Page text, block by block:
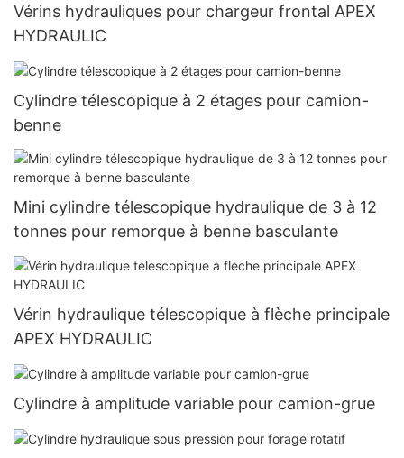
Vérins hydrauliques pour chargeur frontal APEX
HYDRAULIC
Cylindre télescopique à 2 étages pour camion-
benne
Mini cylindre télescopique hydraulique de 3 à 12
tonnes pour remorque à benne basculante
Vérin hydraulique télescopique à flèche principale
APEX HYDRAULIC
Cylindre à amplitude variable pour camion-grue